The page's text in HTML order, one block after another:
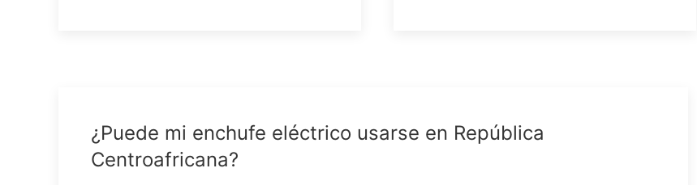
¿Puede mi enchufe eléctrico usarse en República
Centroafricana?